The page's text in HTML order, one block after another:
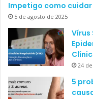
Impetigo como
5 de agosto de 2025
Vírus
24
5